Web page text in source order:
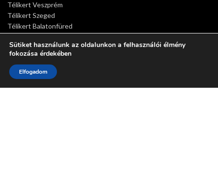
Télikert Veszprém
Télikert Szeged
Télikert Balatonfüred
Télikert Sopron
CÉGADATOK
Főoldal
Sütiket használunk az oldalunkon a felhasználói élmény
fokozása érdekében
Elfogadom
ShopSidebar
WishlistCart
My account